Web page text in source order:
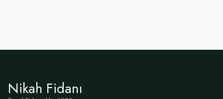
Nikah Fidanı